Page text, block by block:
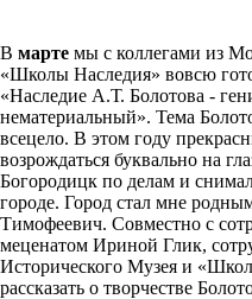
В марте мы с коллегами из
«Школы Наследия» вовсю
«Наследие А.Т. Болотова -
нематериальный». Тема
всецело. В этом году
возрождаться буквально на
Богородицк по делам и
городе. Город стал мне
Тимофеевич. Совместно с
меценатом Ириной Глик,
Исторического Музея и
рассказать о творчестве